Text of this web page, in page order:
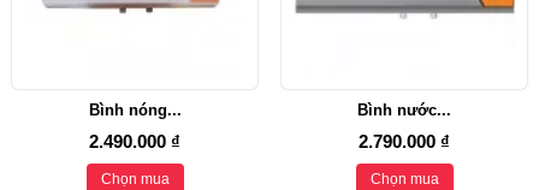
Bình nóng...
2.490.000 ₫
Chọn mua
Bình nước...
2.790.000 ₫
Chọn mua